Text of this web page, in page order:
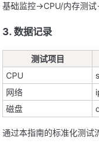
基础监控→CPU/内存测
3. 数据记录
测试项目
CPU
网络
磁盘
通过本指南的标准化测试